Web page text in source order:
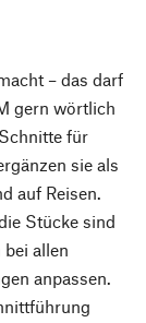
– das darf
gern wörtlich
für
sie als
auf Reisen.
Stücke sind
allen
anpassen.